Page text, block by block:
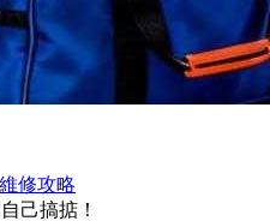
維修攻略
己搞掂！